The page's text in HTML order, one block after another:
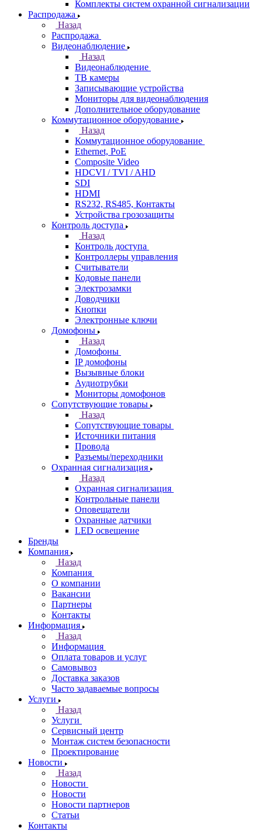
Комплекты систем охранной сигнализации
Распродажа
Назад
Распродажа
Видеонаблюдение
Назад
Видеонаблюдение
ТВ камеры
Записывающие устройства
Мониторы для видеонаблюдения
Дополнительное оборудование
Коммутационное оборудование
Назад
Коммутационное оборудование
Ethernet, PoE
Composite Video
HDCVI / TVI / AHD
SDI
HDMI
RS232, RS485, Контакты
Устройства грозозащиты
Контроль доступа
Назад
Контроль доступа
Контроллеры управления
Считыватели
Кодовые панели
Электрозамки
Доводчики
Кнопки
Электронные ключи
Домофоны
Назад
Домофоны
IP домофоны
Вызывные блоки
Аудиотрубки
Мониторы домофонов
Сопутствующие товары
Назад
Сопутствующие товары
Источники питания
Провода
Разъемы/переходники
Охранная сигнализация
Назад
Охранная сигнализация
Контрольные панели
Оповещатели
Охранные датчики
LED освещение
Бренды
Компания
Назад
Компания
О компании
Вакансии
Партнеры
Контакты
Информация
Назад
Информация
Оплата товаров и услуг
Самовывоз
Доставка заказов
Часто задаваемые вопросы
Услуги
Назад
Услуги
Сервисный центр
Монтаж систем безопасности
Проектирование
Новости
Назад
Новости
Новости
Новости партнеров
Статьи
Контакты